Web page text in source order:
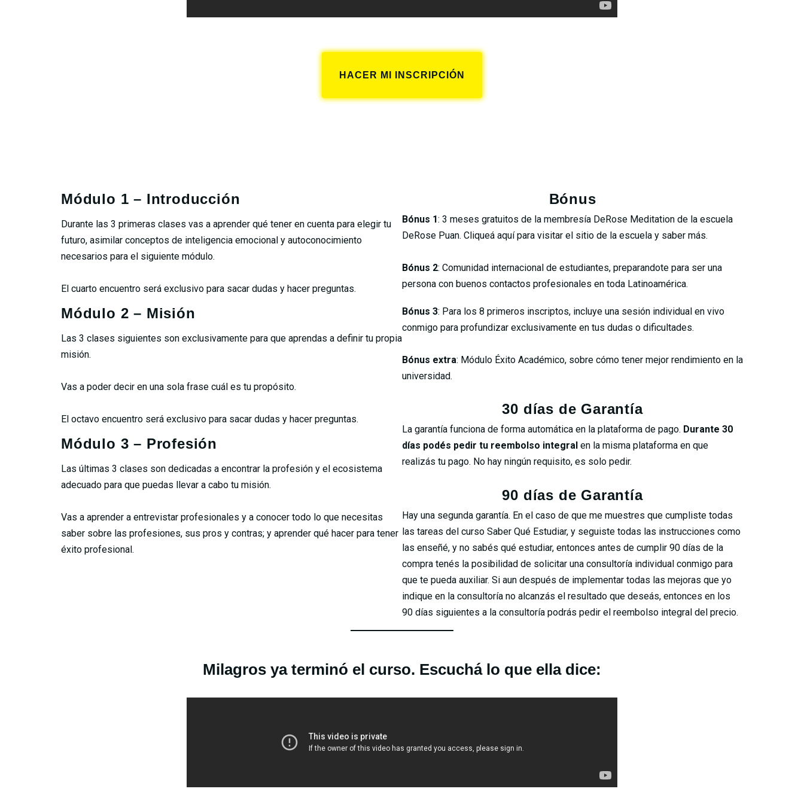
HACER MI INSCRIPCIÓN
Módulo 1 – Introducción
Durante las 3 primeras clases vas a aprender qué tener en cuenta para elegir tu
futuro, asimilar conceptos de inteligencia emocional y autoconocimiento
necesarios para el siguiente módulo.
El cuarto encuentro será exclusivo para sacar dudas y hacer preguntas.
Módulo 2 – Misión
Las 3 clases siguientes son exclusivamente para que aprendas a definir tu propia
misión.
Vas a poder decir en una sola frase cuál es tu propósito.
El octavo encuentro será exclusivo para sacar dudas y hacer preguntas.
Módulo 3 – Profesión
Las últimas 3 clases son dedicadas a encontrar la profesión y el ecosistema
adecuado para que puedas llevar a cabo tu misión.
Vas a aprender a entrevistar profesionales y a conocer todo lo que necesitas
saber sobre las profesiones, sus pros y contras; y aprender qué hacer para tener
éxito profesional.
Bónus
Bónus 1: 3 meses gratuitos de la membresía DeRose Meditation de la escuela
DeRose Puan. Cliqueá aquí para visitar el sitio de la escuela y saber más.
Bónus 2: Comunidad internacional de estudiantes, preparandote para ser una
persona con buenos contactos profesionales en toda Latinoamérica.
Bónus 3: Para los 8 primeros inscriptos, incluye una sesión individual en vivo
conmigo para profundizar exclusivamente en tus dudas o dificultades.
Bónus extra: Módulo Éxito Académico, sobre cómo tener mejor rendimiento en la
universidad.
30 días de Garantía
La garantía funciona de forma automática en la plataforma de pago. Durante 30
días podés pedir tu reembolso integral en la misma plataforma en que
realizás tu pago. No hay ningún requisito, es solo pedir.
90 días de Garantía
Hay una segunda garantía. En el caso de que me muestres que cumpliste todas
las tareas del curso Saber Qué Estudiar, y seguiste todas las instrucciones como
las enseñé, y no sabés qué estudiar, entonces antes de cumplir 90 días de la
compra tenés la posibilidad de solicitar una consultoría individual conmigo para
que te pueda auxiliar. Si aun después de implementar todas las mejoras que yo
indique en la consultoría no alcanzás el resultado que deseás, entonces en los
90 días siguientes a la consultoría podrás pedir el reembolso integral del precio.
Milagros ya terminó el curso. Escuchá lo que ella dice: